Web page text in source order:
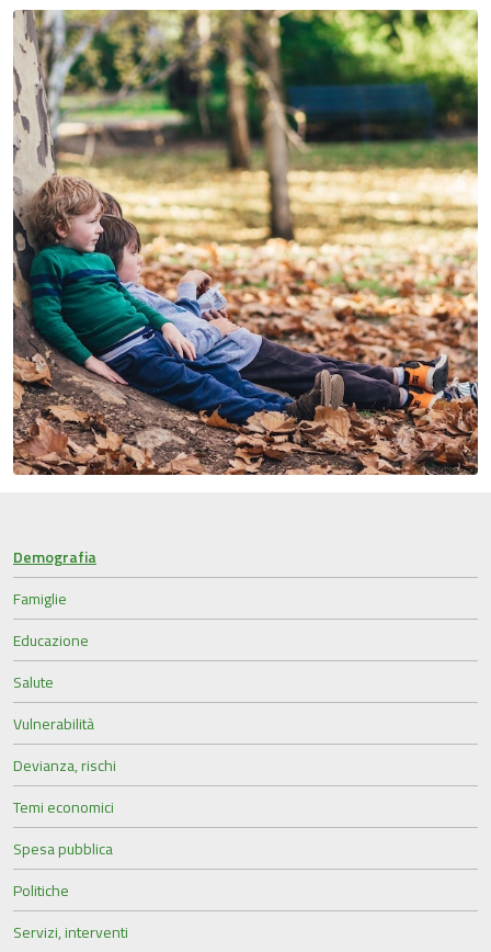
Demografia
Famiglie
Educazione
Salute
Vulnerabilità
Devianza, rischi
Temi economici
Spesa pubblica
Politiche
Servizi, interventi